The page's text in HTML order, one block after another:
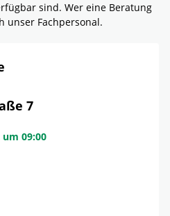
sind. Wer eine Beratung
unser Fachpersonal.
7
um 09:00